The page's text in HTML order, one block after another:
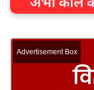
Advertisement Box